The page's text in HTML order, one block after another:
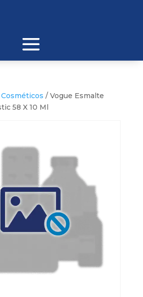
Cosméticos / Vogue Esmalte
58 X 10 Ml